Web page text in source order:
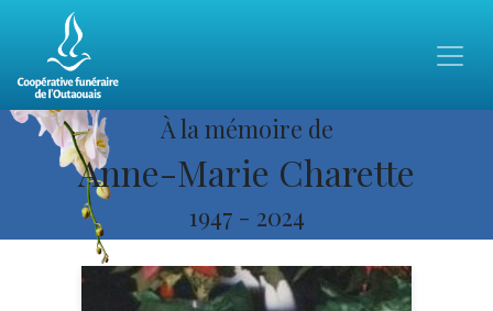
À la mémoire de
Anne-Marie Charette
1947 - 2024